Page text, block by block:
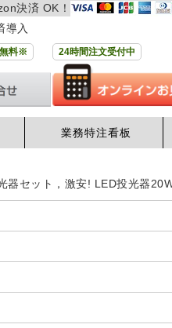
決済 OK！
導入
料※ 24時間注文受付中
業務特注看板
器セット，激安! LED投光器